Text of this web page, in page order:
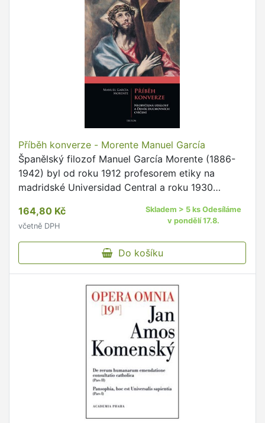
Příběh konverze - Morente Manuel García
Španělský filozof Manuel García Morente (1886-
1942) byl od roku 1912 profesorem etiky na
madridské Universidad Central a roku 1930
Berenguerově vládě.
164,80 Kč
včetně DPH
Skladem > 5 ks Odesíláme
v pondělí 17.8.
Do košíku